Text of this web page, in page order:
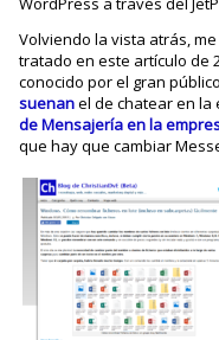
Volviendo la vista atrás,
tratado en este artículo de
conocido por el gran
suenanel de chatear en la
de Mensajería en la
que hay que cambiar